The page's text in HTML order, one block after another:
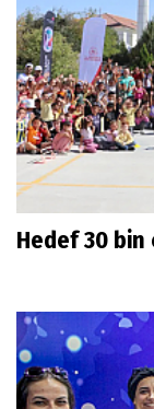
Hedef 30 bin